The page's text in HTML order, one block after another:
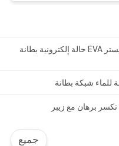
واقية قابلة لإعادة الاستخدام 600D البوليستر EVA حالة إلكترونية بطانة
جميع